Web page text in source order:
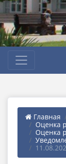
Главная
Оценка
Оценка